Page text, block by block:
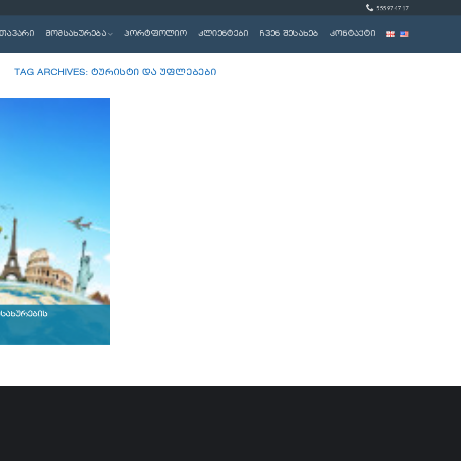
555 97 47 17
მომსახურება პორტფოლიო კლიენტები ჩვენ შესახებ კონტაქტი
TAG ARCHIVES: ᲢᲣᲠᲘᲡᲢᲘ ᲓᲐ ᲣᲤᲚᲔᲑᲔᲑᲘ